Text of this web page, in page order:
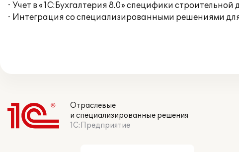
· Учет в «1С:Бухгалтерия 8.0» специфики строительной
· Интеграция со специализированными решениями
Отраслевые
и специализированные решения
1С:Предприятие